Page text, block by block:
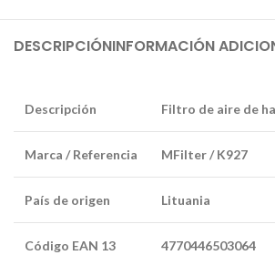
DESCRIPCIÓNINFORMACIÓN
Descripción Filtro de aire de
Marca / Referencia MFilter / K927
País de origen Lituania
Código EAN 13 4770446503064